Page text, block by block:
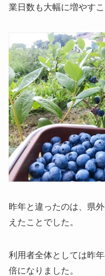
業日数も大幅に増やすこ
昨年と違ったのは、県
えたことでした。
利用者全体としては昨
倍になりました。